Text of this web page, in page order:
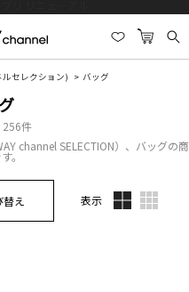
ルセレクション) バッグ
256件
channel SELECTION）、バッグの商
。
え 表示